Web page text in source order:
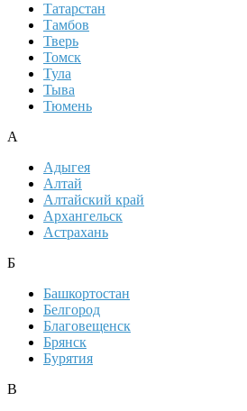
Татарстан
Тамбов
Тверь
Томск
Тула
Тыва
Тюмень
А
Адыгея
Алтай
Алтайский край
Архангельск
Астрахань
Б
Башкортостан
Белгород
Благовещенск
Брянск
Бурятия
В